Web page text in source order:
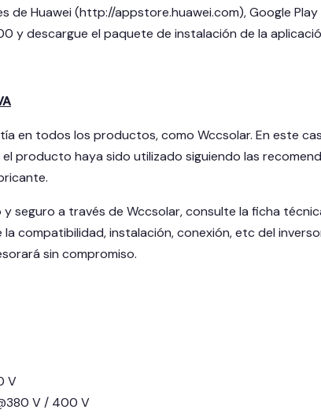
de Huawei (http://appstore.huawei.com), Google Play
y descargue el paquete de instalación de la
en todos los productos, como Wccsolar. En este
producto haya sido utilizado siguiendo las
seguro a través de Wccsolar, consulte la ficha
compatibilidad, instalación, conexión, etc del
sin compromiso.
V
V / 400 V